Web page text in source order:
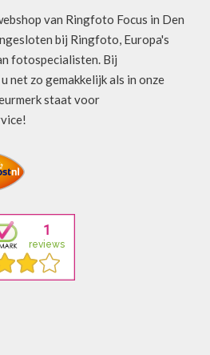
van Ringfoto Focus in Den
bij Ringfoto, Europa's
fotospecialisten. Bij
net zo gemakkelijk als in onze
staat voor